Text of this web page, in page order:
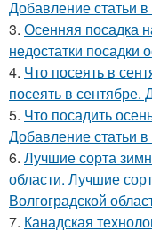
Добавление статьи
3. Осенняя посадка
недостатки посадки
4. Что посеять в
посеять в
5. Что посадить
Добавление статьи
6. Лучшие сорта
области. Лучшие
Волгоградской
7. Канадская